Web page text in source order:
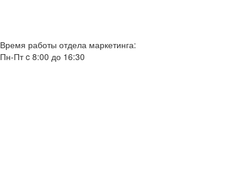
Время работы отдела маркетинга:
Пн-Пт c 8:00 до 16:30